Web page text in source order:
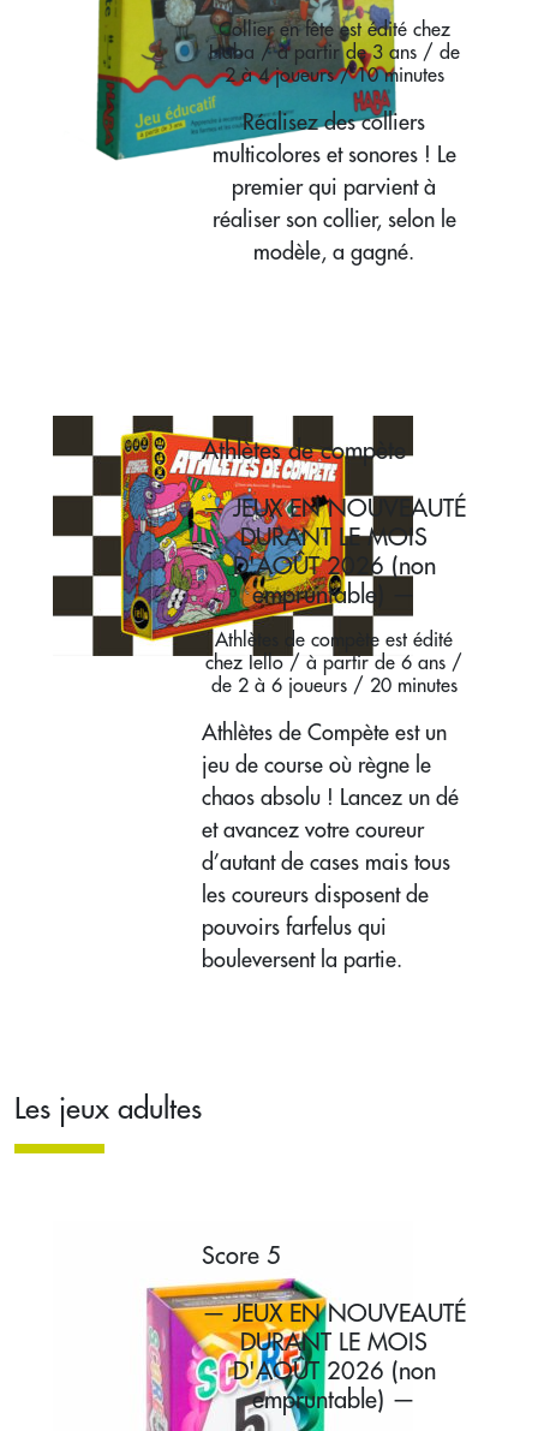
Collier en fête est édité chez
Haba / à partir de 3 ans / de
2 à 4 joueurs / 10 minutes
Réalisez des colliers
multicolores et sonores ! Le
premier qui parvient à
réaliser son collier, selon le
modèle, a gagné.
Athlètes de compète
— JEUX EN NOUVEAUTÉ
DURANT LE MOIS
D'AOÛT 2026 (non
empruntable) —
Athlètes de compète est édité
chez Iello / à partir de 6 ans /
de 2 à 6 joueurs / 20 minutes
Athlètes de Compète est un
jeu de course où règne le
chaos absolu ! Lancez un dé
et avancez votre coureur
d’autant de cases mais tous
les coureurs disposent de
pouvoirs farfelus qui
bouleversent la partie.
Les jeux adultes
Score 5
— JEUX EN NOUVEAUTÉ
DURANT LE MOIS
D'AOÛT 2026 (non
empruntable) —